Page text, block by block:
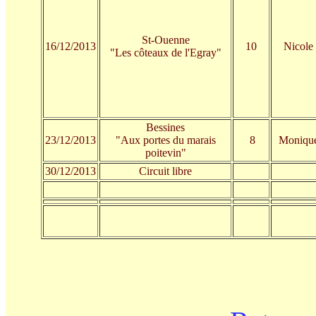
16/12/2013
St-Ouenne
"Les côteaux de l'Egray"
10 Nicole
23/12/2013
Bessines
"Aux portes du marais
poitevin"
8
30/12/2013 Circuit libre